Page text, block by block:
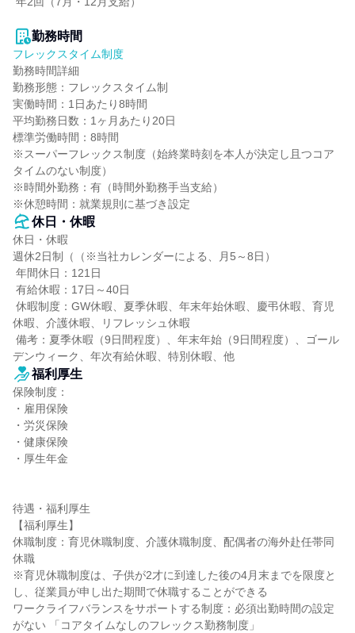
勤務時間
フレックスタイム制度
勤務時間詳細
勤務形態：フレックスタイム制
実働時間：1日あたり8時間
平均勤務日数：1ヶ月あたり20日
標準労働時間：8時間
※スーパーフレックス制度（始終業時刻を本人が決定し且つコア
タイムのない制度）
※時間外勤務：有（時間外勤務手当支給）
※休憩時間：就業規則に基づき設定
休日・休暇
休日・休暇
週休2日制（（※当社カレンダーによる、月5～8日）
休暇、介護休暇、リフレッシュ休暇
デンウィーク、年次有給休暇、特別休暇、他
福利厚生
保険制度：
・雇用保険
・労災保険
・健康保険
・厚生年金
待遇・福利厚生
【福利厚生】
休職制度：育児休職制度、介護休職制度、配偶者の海外赴任帯同
休職
※育児休職制度は、子供が2才に到達した後の4月末までを限度と
し、従業員が申し出た期間で休職することができる
ワークライフバランスをサポートする制度：必須出勤時間の設定
がない 「コアタイムなしのフレックス勤務制度」